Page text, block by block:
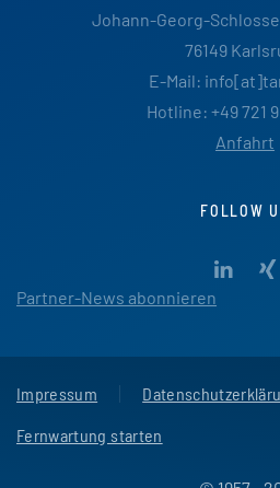
Johann-Georg-
76149
E-Mail:
Hotline: +49 721 9
Anfahrt
FOLLOW
Partner-News abonnieren
Impressum
Fernwartung starten